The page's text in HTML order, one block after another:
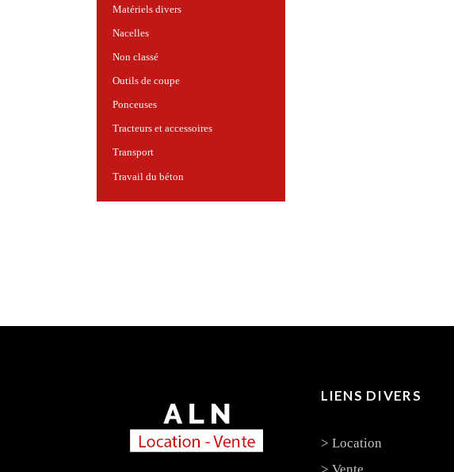
Matériels divers
Nacelles
Non classé
Outils de coupe
Ponceuses
Tracteurs et accessoires
Transport
Travail du béton
LIENS DIVERS
> Location